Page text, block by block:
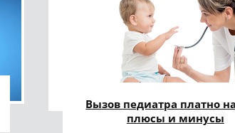
Вызов педиатра платно
плюсы и минусы